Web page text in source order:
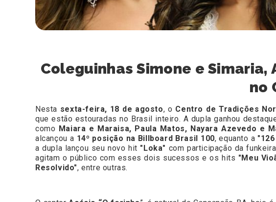
Coleguinhas Simone e
no
Nesta sexta-feira, 18 de agosto, o Centro de Tradições
que estão estouradas no Brasil inteiro. A dupla ganhou
como Maiara e Maraisa, Paula Matos, Nayara Azevedo e
alcançou a 14º posição na Billboard Brasil 100, equanto a
a dupla lançou seu novo hit "Loka" com participação da funkeira
agitam o público com esses dois sucessos e os hits "Meu
Resolvido", entre outras.